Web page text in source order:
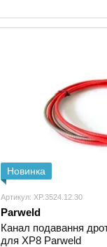
Новинка
Артикул: XP.3524.12.30
Parweld
Канал подавання
для XP8 Parweld